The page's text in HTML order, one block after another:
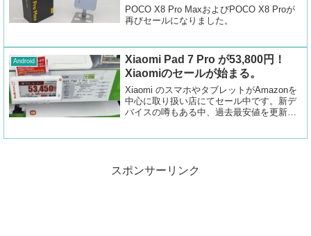
POCO X8 Pro MaxおよびPOCO X8 Proが
再びセールになりました。
Android
Xiaomi Pad 7 Pro が53,800円！
Xiaomiのセールが始まる。
Xiaomi のスマホやタブレットがAmazonを
中心に取り扱い店にてセール中です。新デ
バイスの噂もある中、過去最安値を更新す
スポンサーリンク